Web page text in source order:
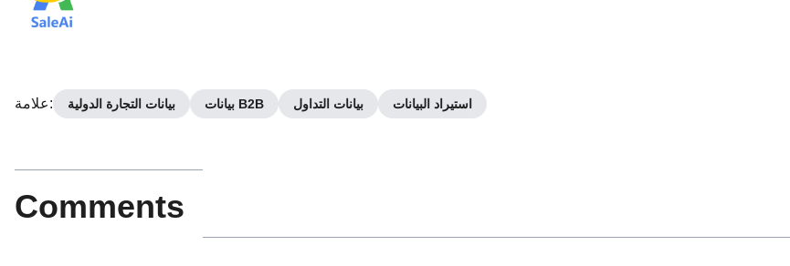
علامة: بيانات التجارة الدولية بيانات B2B بيانات التداول استيراد البيانات
Comments